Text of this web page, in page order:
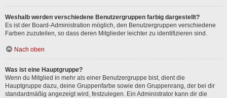
Weshalb werden verschiedene Benutzergruppen farbig dargestellt?
Es ist der Board-Administration möglich, den Benutzergruppen verschiedene
Farben zuzuteilen, so dass deren Mitglieder leichter zu identifizieren sind.
Nach oben
Was ist eine Hauptgruppe?
Wenn du Mitglied in mehr als einer Benutzergruppe bist, dient die
Hauptgruppe dazu, deine Gruppenfarbe sowie den Gruppenrang, der bei dir
standardmäßig angezeigt wird, festzulegen. Ein Administrator kann dir die